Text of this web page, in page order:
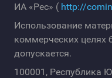
ИА «Рес» ( http://
Использование
коммерческих целях
допускается.
100001, Республика